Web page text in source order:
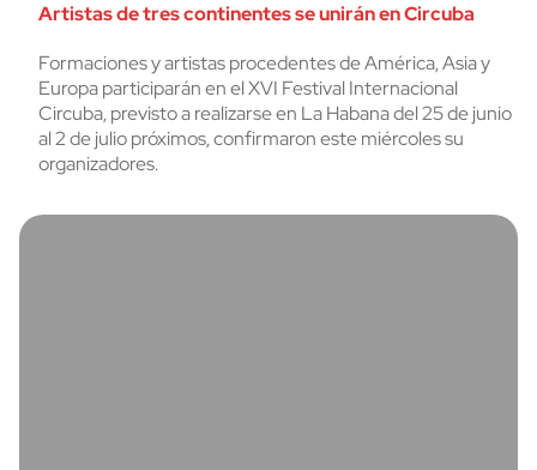
Artistas de tres continentes se unirán en Circuba
Formaciones y artistas procedentes de América, Asia y
Europa participarán en el XVI Festival Internacional
Circuba, previsto a realizarse en La Habana del 25 de junio
al 2 de julio próximos, confirmaron este miércoles su
organizadores.